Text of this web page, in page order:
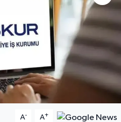
A- A+